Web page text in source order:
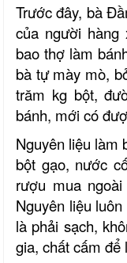
Trước đây, bà
của người
bao thợ làm
bà tự mày mò,
trăm kg bột,
bánh, mới có
Nguyên liệu làm
bột gạo, nước
rượu mua
Nguyên liệu
là phải sạch,
gia, chất cấm để